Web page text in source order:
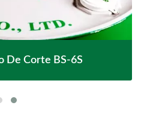
De Corte BS-6S